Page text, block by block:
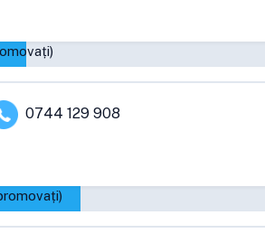
0744 129 908